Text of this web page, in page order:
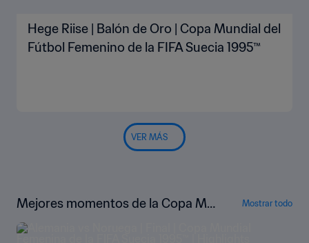
Hege Riise | Balón de Oro | Copa Mundial del
Fútbol Femenino de la FIFA Suecia 1995™
VER MÁS
Mejores momentos de la Copa Mu
ndial Femenina de Suecia 1995™
Mostrar todo